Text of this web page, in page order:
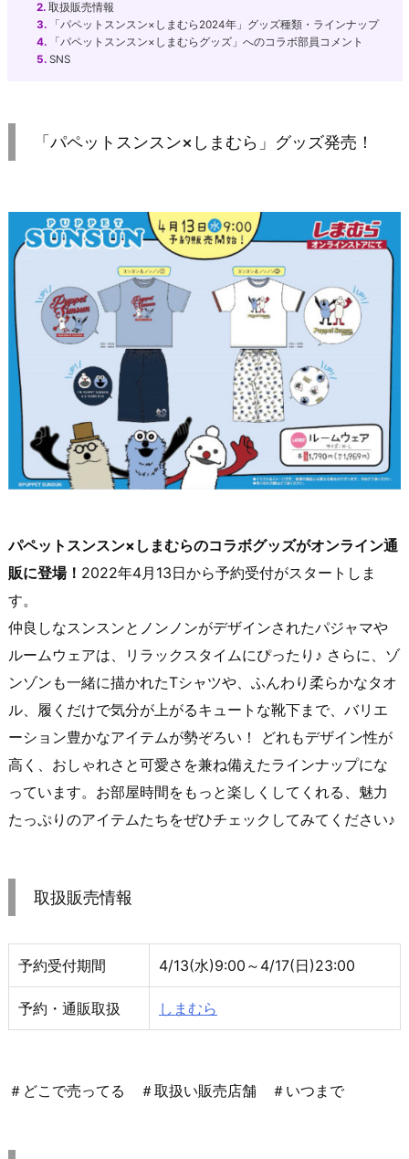
2.取扱販売情報
3.「パペットスンスン×しまむら2024年」グッズ種類・ラインナップ
4.「パペットスンスン×しまむらグッズ」へのコラボ部員コメント
5.SNS
「パペットスンスン×しまむら」グッズ発売！
パペットスンスン×しまむらのコラボグッズがオンライン通
販に登場！ 2022年4月13日から予約受付がスタートしま
す。
仲良しなスンスンとノンノンがデザインされたパジャマや
ルームウェアは、リラックスタイムにぴったり♪ さらに、ゾ
ンゾンも一緒に描かれたTシャツや、ふんわり柔らかなタオ
ル、履くだけで気分が上がるキュートな靴下まで、バリエ
ーション豊かなアイテムが勢ぞろい！ どれもデザイン性が
高く、おしゃれさと可愛さを兼ね備えたラインナップにな
っています。お部屋時間をもっと楽しくしてくれる、魅力
たっぷりのアイテムたちをぜひチェックしてみてください♪
取扱販売情報
予約受付期間 4/13(水)9:00～4/17(日)23:00
予約・通販取扱 しまむら
＃どこで売ってる ＃取扱い販売店舗 ＃いつまで